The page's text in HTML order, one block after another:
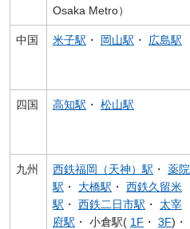
Osaka Metro）
中国 米子駅 ・ 岡山駅 ・ 広島駅
四国 高知駅 ・ 松山駅
九州 西鉄福岡（天神）駅 ・ 薬院
駅 ・ 大橋駅 ・ 西鉄久留米
駅 ・ 西鉄二日市駅 ・ 太宰
府駅 ・ 小倉駅( 1F ・ 3F)・